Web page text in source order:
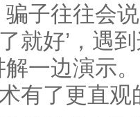
子往往会
就好’，遇
解一边演示
有了更直观